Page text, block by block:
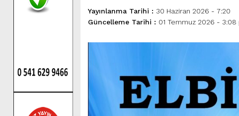
Yayınlanma Tarihi : 30 Haziran 2026 - 7:20
Güncelleme Tarihi : 01 Temmuz 2026 - 3:08